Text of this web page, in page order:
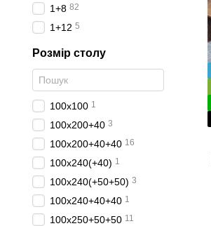
1+8 82
1+12 5
Розмір столу
100х100 1
100х200+40 3
100х200+40+40 16
100х240(+40) 1
100х240(+50+50) 3
100х240+40+40 1
100х250+50+50 11